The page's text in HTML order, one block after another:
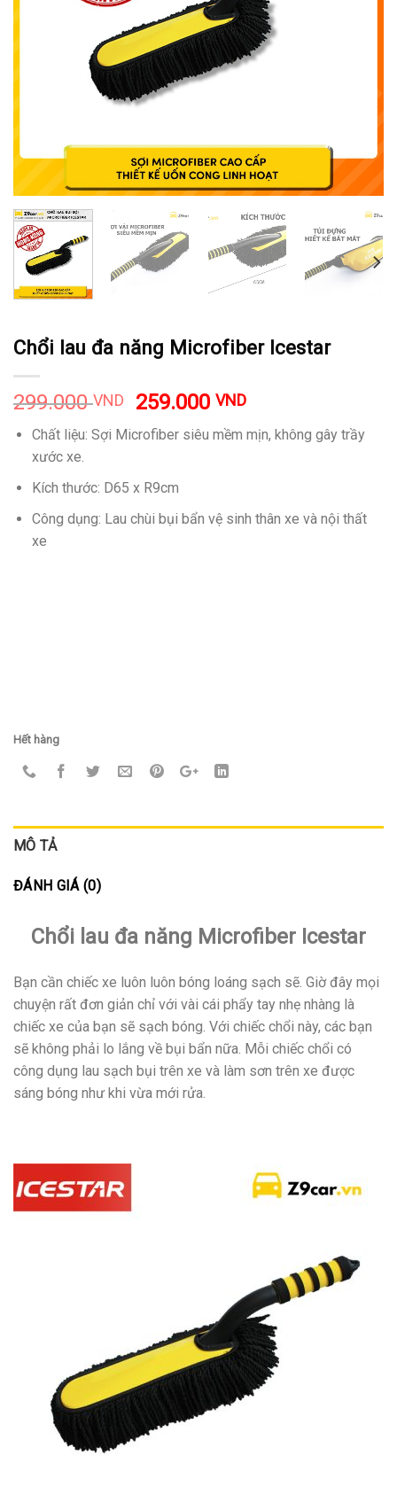
Chổi lau đa năng Microfiber Icestar
299.000VND 259.000VND
Chất liệu: Sợi Microfiber siêu mềm mịn, không gây trầy
xước xe.
Kích thước: D65 x R9cm
Công dụng: Lau chùi bụi bẩn vệ sinh thân xe và nội thất
xe
Hết hàng
MÔ TẢ
ĐÁNH GIÁ (0)
Chổi lau đa năng Microfiber Icestar
Bạn cần chiếc xe luôn luôn bóng loáng sạch sẽ. Giờ đây mọi
chuyện rất đơn giản chỉ với vài cái phẩy tay nhẹ nhàng là
chiếc xe của bạn sẽ sạch bóng. Với chiếc chổi này, các bạn
sẽ không phải lo lắng về bụi bẩn nữa. Mỗi chiếc chổi có
công dụng lau sạch bụi trên xe và làm sơn trên xe được
sáng bóng như khi vừa mới rửa.